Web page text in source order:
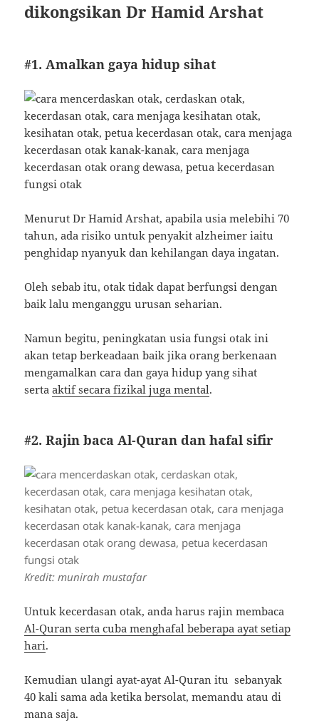
dikongsikan Dr Hamid Arshat
#1. Amalkan gaya hidup sihat
Menurut Dr Hamid Arshat, apabila usia melebihi 70
tahun, ada risiko untuk penyakit alzheimer iaitu
penghidap nyanyuk dan kehilangan daya ingatan.
Oleh sebab itu, otak tidak dapat berfungsi dengan
baik lalu menganggu urusan seharian.
Namun begitu, peningkatan usia fungsi otak ini
akan tetap berkeadaan baik jika orang berkenaan
mengamalkan cara dan gaya hidup yang sihat
sertaaktif secara fizikal juga mental.
#2. Rajin baca Al-Quran dan hafal sifir
Kredit: munirah mustafar
Untuk kecerdasan otak, anda harus rajin membaca
Al-Quran serta cuba menghafal beberapa ayat setiap
hari.
Kemudian ulangi ayat-ayat Al-Quran itu sebanyak
40 kali sama ada ketika bersolat, memandu atau di
mana saja.